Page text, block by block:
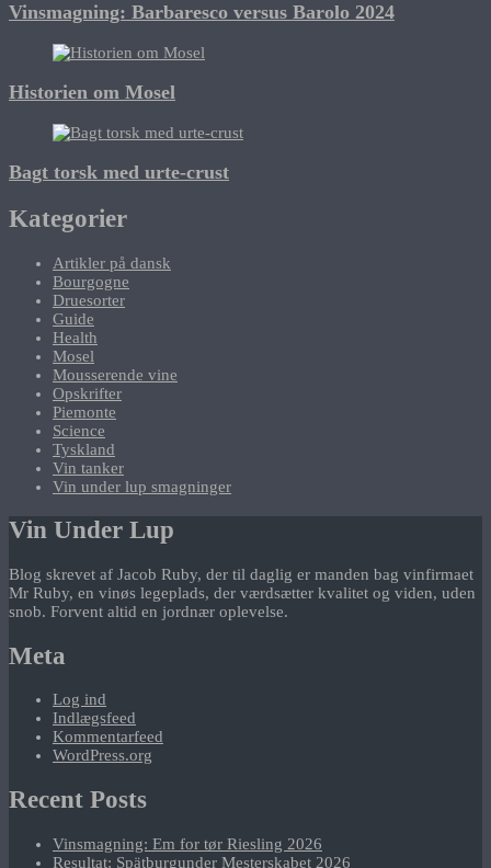
Vinsmagning: Barbaresco versus Barolo 2024
Historien om Mosel
Bagt torsk med urte-crust
Kategorier
Artikler på dansk
Bourgogne
Druesorter
Guide
Health
Mosel
Mousserende vine
Opskrifter
Piemonte
Science
Tyskland
Vin tanker
Vin under lup smagninger
Vin Under Lup
Blog skrevet af Jacob Ruby, der til daglig er manden bag vinfirmaet
Mr Ruby, en vinøs legeplads, der værdsætter kvalitet og viden, uden
snob. Forvent altid en jordnær oplevelse.
Meta
Log ind
Indlægsfeed
Kommentarfeed
WordPress.org
Recent Posts
Vinsmagning: Em for tør Riesling 2026
Resultat: Spätburgunder Mesterskabet 2026